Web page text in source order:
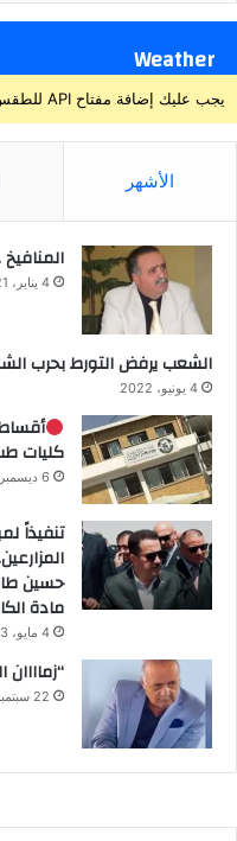
Weather
يجب عليك إضافة مفتاح API للطقس من خلال صفحة إعدادات القالب > الدمج.
الأشهر
4 يناير، 2021
الشعب يرفض التورط بحرب
4 يونيو، 2022
كليات
6 ديسمبر، 2021
تنفيذاً
حسين
مادة
4 مايو، 2023
22 سبتمبر، 2023